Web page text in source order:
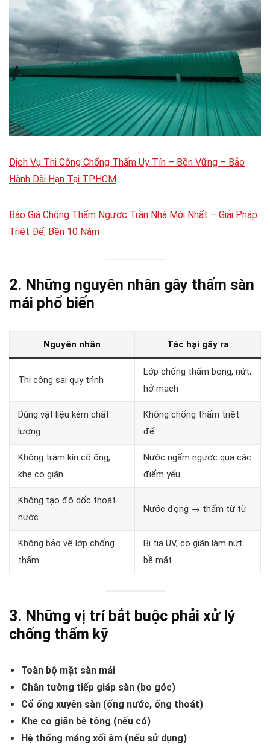
Dịch Vụ Thi Công Chống Thấm Uy Tín – Bền Vững – Bảo
Hành Dài Hạn Tại TP.HCM
Báo Giá Chống Thấm Ngược Trần Nhà Mới Nhất – Giải Pháp
Triệt Để, Bền 10 Năm
2. Những nguyên nhân gây thấm sàn
mái phổ biến
Nguyên nhân Tác hại gây ra
Thi công sai quy trình
Lớp chống thấm bong, nứt,
hở mạch
Dùng vật liệu kém chất
lượng
Không chống thấm triệt
để
Không trám kín cổ ống,
khe co giãn
Nước ngấm ngược qua các
điểm yếu
Không tạo độ dốc thoát
nước
Nước đọng → thấm từ từ
Không bảo vệ lớp chống
thấm
Bị tia UV, co giãn làm nứt
bề mặt
3. Những vị trí bắt buộc phải xử lý
chống thấm kỹ
Toàn bộ mặt sàn mái
Chân tường tiếp giáp sàn (bo góc)
Cổ ống xuyên sàn (ống nước, ống thoát)
Khe co giãn bê tông (nếu có)
Hệ thống máng xối âm (nếu sử dụng)